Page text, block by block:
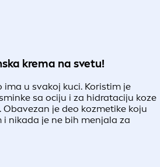
krema na svetu!
u svakoj kuci. Koristim je
sa ociju i za hidrataciju koze
Obavezan je deo kozmetike koju
nikada je ne bih menjala za